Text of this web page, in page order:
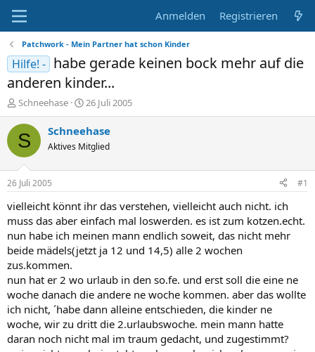
Anmelden Registrieren
Patchwork - Mein Partner hat schon Kinder
Hilfe! - habe gerade keinen bock mehr auf die
anderen kinder...
E
r
s
t
e
r
Schneehase
E
r
s
t
e
t
a
m
26 Juli 2005
S Schneehase
Aktives Mitglied
26 Juli 2005 #1
vielleicht könnt ihr das verstehen, vielleicht auch nicht. ich
muss das aber einfach mal loswerden. es ist zum kotzen.echt.
nun habe ich meinen mann endlich soweit, das nicht mehr
beide mädels(jetzt ja 12 und 14,5) alle 2 wochen
zus.kommen.
nun hat er 2 wo urlaub in den so.fe. und erst soll die eine ne
woche danach die andere ne woche kommen. aber das wollte
ich nicht, ´habe dann alleine entschieden, die kinder ne
woche, wir zu dritt die 2.urlaubswoche. mein mann hatte
daran noch nicht mal im traum gedacht, und zugestimmt?